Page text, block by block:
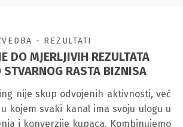
- REZULTATI
DO MJERLJIVIH REZULTATA
STVARNOG RASTA BIZNISA
nije skup odvojenih aktivnosti, već
kojem svaki kanal ima svoju ulogu u
i konverzije kupaca. Kombinujemo